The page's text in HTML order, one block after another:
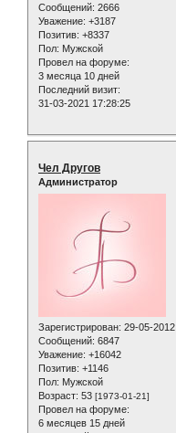
Сообщений: 2666
Уважение: +3187
Позитив: +8337
Пол: Мужской
Провел на форуме:
3 месяца 10 дней
Последний визит:
31-03-2021 17:28:25
Чел Другов
Администратор
Зарегистрирован: 29-05-2012
Сообщений: 6847
Уважение: +16042
Позитив: +1146
Пол: Мужской
Возраст: 53 [1973-01-21]
Провел на форуме:
6 месяцев 15 дней